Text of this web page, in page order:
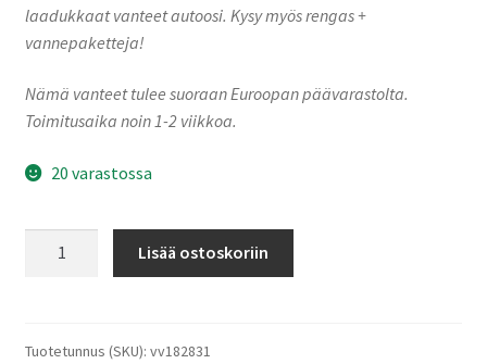
laadukkaat vanteet autoosi. Kysy myös rengas +
vannepaketteja!
Nämä vanteet tulee suoraan Euroopan päävarastolta.
Toimitusaika noin 1-2 viikkoa.
20 varastossa
BRONZE
Lisää ostoskoriin
Tuotetunnus (SKU): vv182831